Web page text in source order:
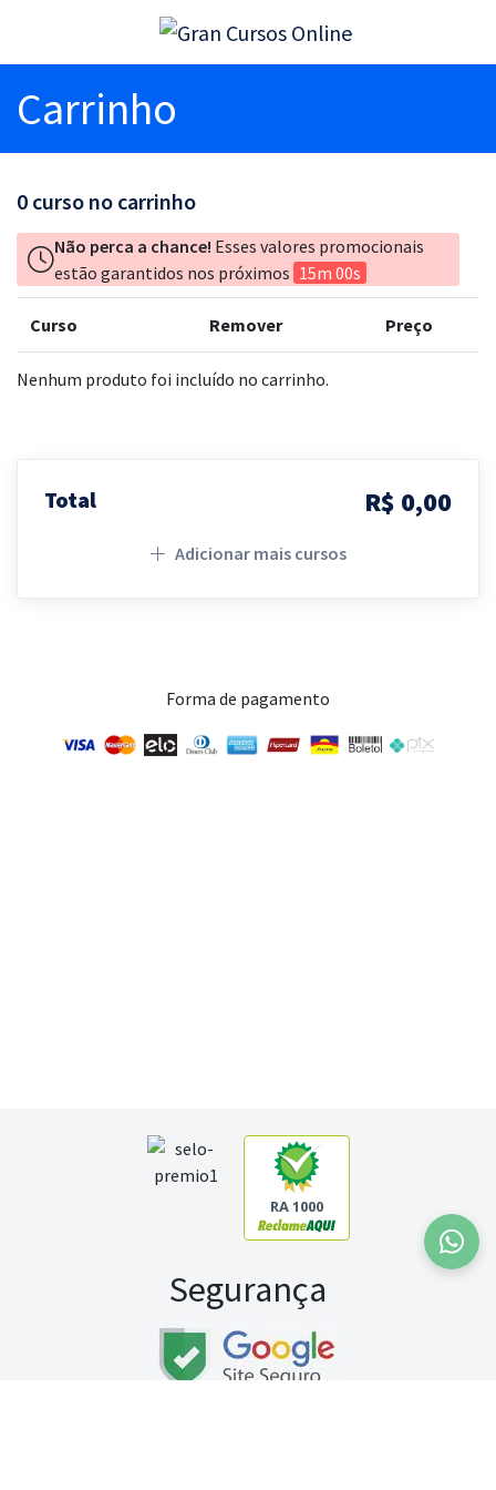
Carrinho
0 curso no carrinho
Não perca a chance! Esses valores promocionais
estão garantidos nos próximos 15m 00s
Curso Remover Preço
Nenhum produto foi incluído no carrinho.
Total R$ 0,00
Adicionar mais cursos
Forma de pagamento
RA 1000
Segurança